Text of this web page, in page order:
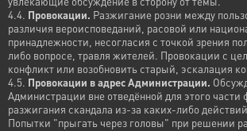
4.4. Провокации. Разжигание розни между
различия вероисповеданий, расовой или
принадлежности, несогласия с точкой зрения
либо вопросе, травля жителей. Провокации с
конфликт или возобновить старый, эскалация
4.5. Провокации в адрес Администрации.
Администрации вне отведённой для этого
разжигания скандала из-за каких-либо
Попытки "прыгать через головы" при решении